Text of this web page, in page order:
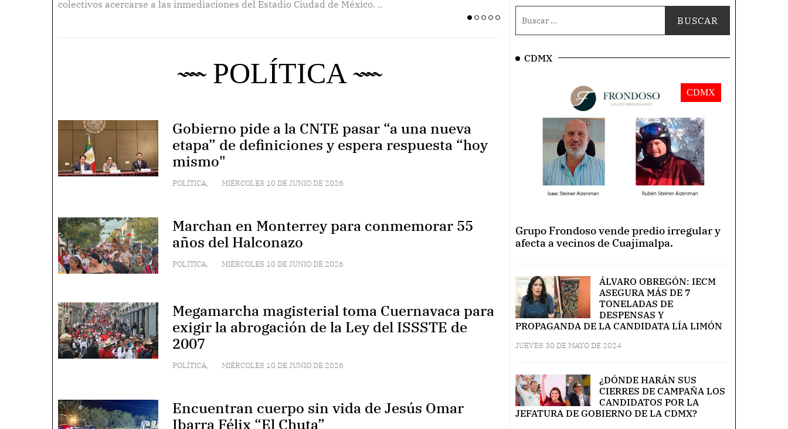
colectivos acercarse a las inmediaciones del Estadio Ciudad de México. ..
presidenta Sheinbaum e Infantino encabezaron una cena de gala previo a la
Emiliano Zapata en Culiacán. ..
POLÍTICA
Gobierno pide a la CNTE pasar “a una nueva
etapa” de definiciones y espera respuesta “hoy
mismo"
POLÍTICA, MIÉRCOLES 10 DE JUNIO DE 2026
Marchan en Monterrey para conmemorar 55
años del Halconazo
POLÍTICA, MIÉRCOLES 10 DE JUNIO DE 2026
Megamarcha magisterial toma Cuernavaca para
exigir la abrogación de la Ley del ISSSTE de
2007
POLÍTICA, MIÉRCOLES 10 DE JUNIO DE 2026
Encuentran cuerpo sin vida de Jesús Omar
Ibarra Félix “El Chuta”
CDMX
CDMX
Grupo Frondoso vende predio irregular y
afecta a vecinos de Cuajimalpa.
ÁLVARO OBREGÓN: IECM
ASEGURA MÁS DE 7
TONELADAS DE
DESPENSAS Y
PROPAGANDA DE LA CANDIDATA LÍA LIMÓN
JUEVES 30 DE MAYO DE 2024
¿DÓNDE HARÁN SUS
CIERRES DE CAMPAÑA LOS
CANDIDATOS POR LA
JEFATURA DE GOBIERNO DE LA CDMX?